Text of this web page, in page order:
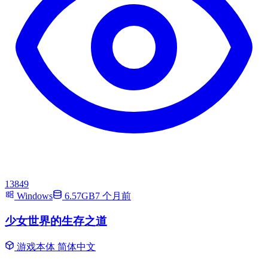
13849
Windows
6.57GB7 个月前
少女世界的生存之道
游戏本体 简体中文